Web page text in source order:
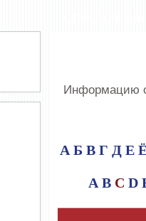
Информацию
А Б В Г Д Е
A B C D